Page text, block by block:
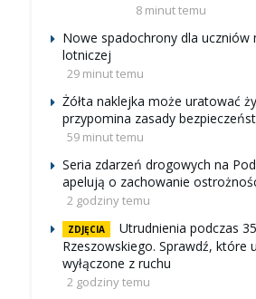
8 minut temu
Nowe spadochrony dla uczniów
lotniczej
29 minut temu
Żółta naklejka może uratować
przypomina zasady
59 minut temu
Seria zdarzeń drogowych na
apelują o zachowanie
2 godziny temu
ZDJĘCIA
Utrudnienia podczas
Rzeszowskiego. Sprawdź, które
wyłączone z ruchu
2 godziny temu